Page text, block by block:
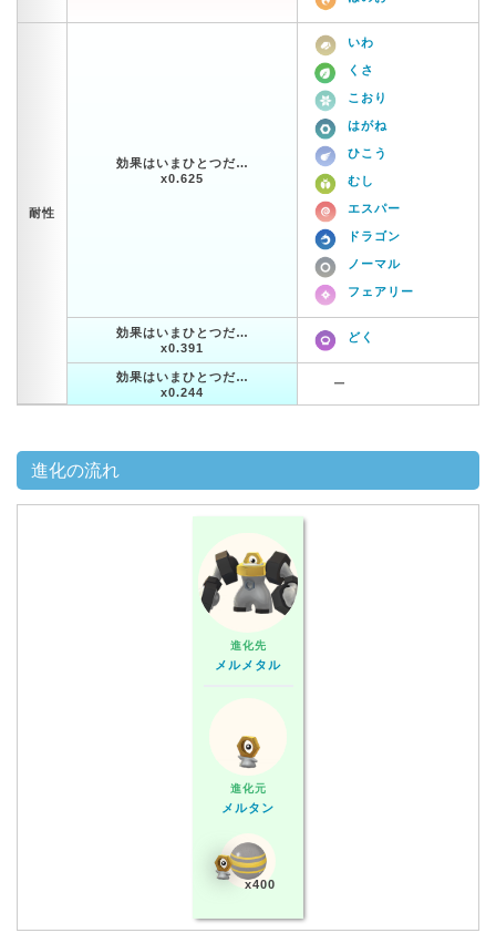
耐性
効果はいまひとつだ…
x0.625
いわ
くさ
こおり
はがね
ひこう
むし
エスパー
ドラゴン
ノーマル
フェアリー
効果はいまひとつだ…
x0.391
どく
効果はいまひとつだ…
x0.244
ー
進化の流れ
進化先
メルメタル
進化元
メルタン
x400